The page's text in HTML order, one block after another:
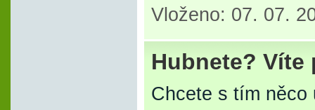
Vloženo: 07. 07.
Hubnete?
Chcete s tím něco